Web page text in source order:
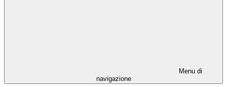
Menu di
navigazione